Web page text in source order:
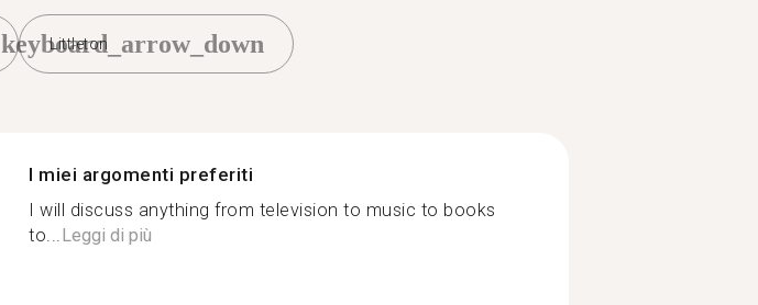
Littleton
keyboard_arrow_down
I miei argomenti preferiti
I will discuss anything from television to music to books
to...Leggi di più